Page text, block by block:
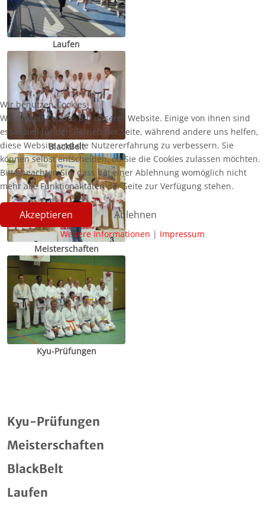
Laufen
BlackBelt
Meisterschaften
Kyu-Prüfungen
Kyu-Prüfungen
Meisterschaften
BlackBelt
Laufen
Wir benutzen Cookies
Wir nutzen Cookies auf unserer Website. Einige von ihnen sind
essenziell für den Betrieb der Seite, während andere uns helfen,
diese Website und die Nutzererfahrung zu verbessern. Sie
können selbst entscheiden, ob Sie die Cookies zulassen möchten.
Bitte beachten Sie, dass bei einer Ablehnung womöglich nicht
mehr alle Funktionalitäten der Seite zur Verfügung stehen.
Akzeptieren Ablehnen
Weitere Informationen | Impressum